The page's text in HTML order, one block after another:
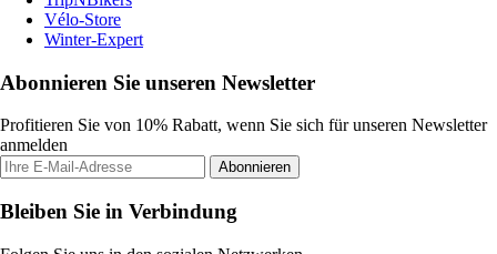
Vélo-Store
Winter-Expert
Abonnieren Sie unseren Newsletter
Profitieren Sie von 10% Rabatt, wenn Sie sich für unseren Newsletter
anmelden
Abonnieren
Bleiben Sie in Verbindung